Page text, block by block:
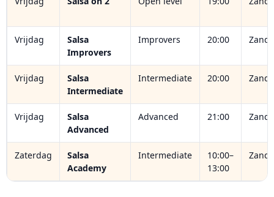
Vrijdag
Salsa
Improvers
Improvers 20:00
Vrijdag
Salsa
Intermediate
Intermediate 20:00
Vrijdag
Salsa
Advanced
Advanced 21:00
Zaterdag
Salsa
Academy
Intermediate
10:00–
13:00